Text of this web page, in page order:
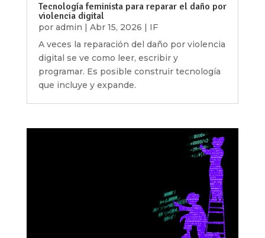
Tecnología feminista para reparar el daño por
violencia digital
por admin | Abr 15, 2026 | IF
A veces la reparación del daño por violencia
digital se ve como leer, escribir y
programar. Es posible construir tecnología
que incluye y expande.